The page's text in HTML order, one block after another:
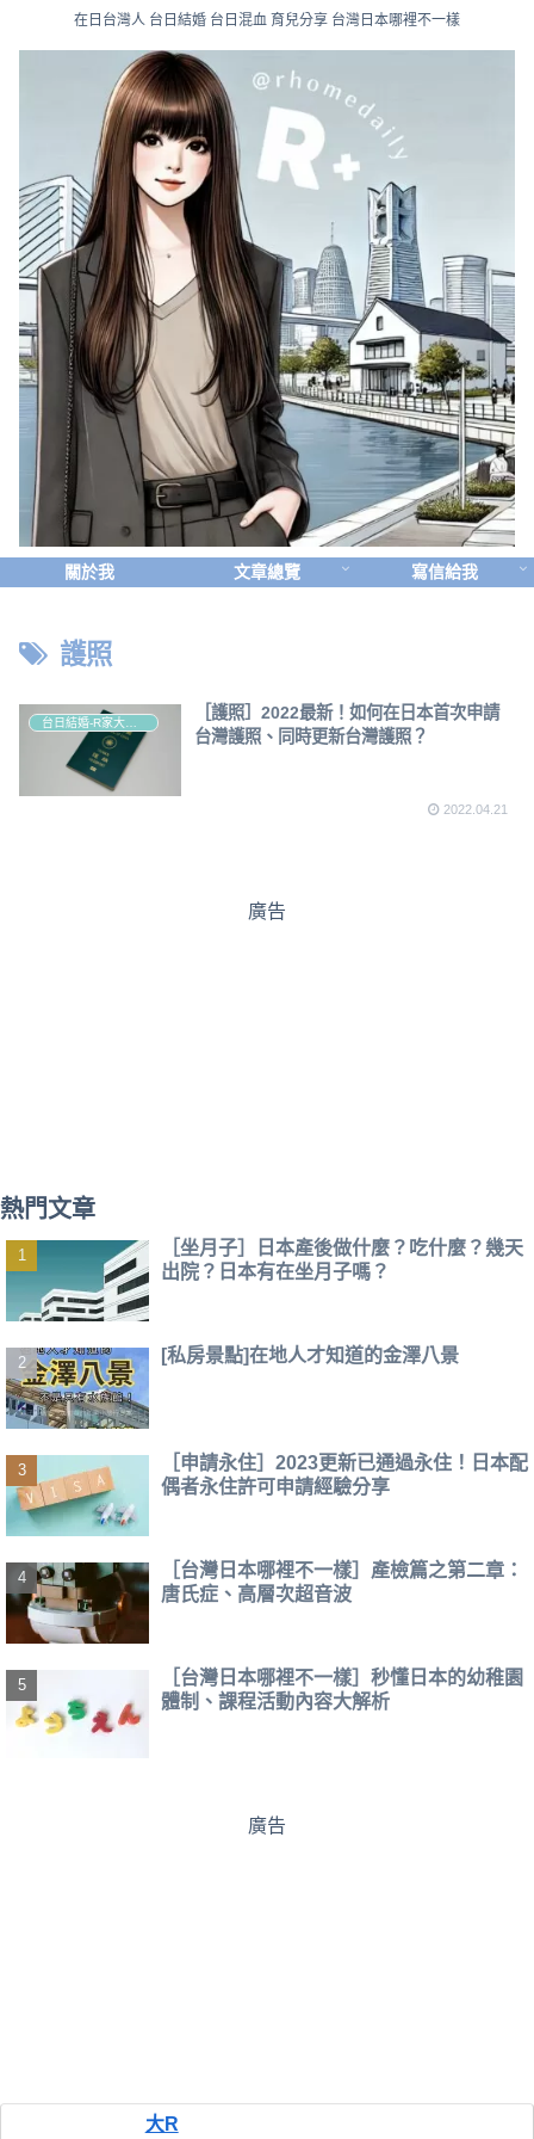
在日台灣人 台日結婚 台日混血 育兒分享 台灣日本哪裡不一樣
關於我 文章總覽 寫信給我
護照
［護照］2022最新！如何在日本首次申請
台灣護照、同時更新台灣護照？
2022.04.21
廣告
熱門文章
［坐月子］日本產後做什麼？吃什麼？幾天
出院？日本有在坐月子嗎？
[私房景點]在地人才知道的金澤八景
［申請永住］2023更新已通過永住！日本配
偶者永住許可申請經驗分享
［台灣日本哪裡不一樣］產檢篇之第二章：
唐氏症、高層次超音波
［台灣日本哪裡不一樣］秒懂日本的幼稚園
體制、課程活動內容大解析
廣告
大R